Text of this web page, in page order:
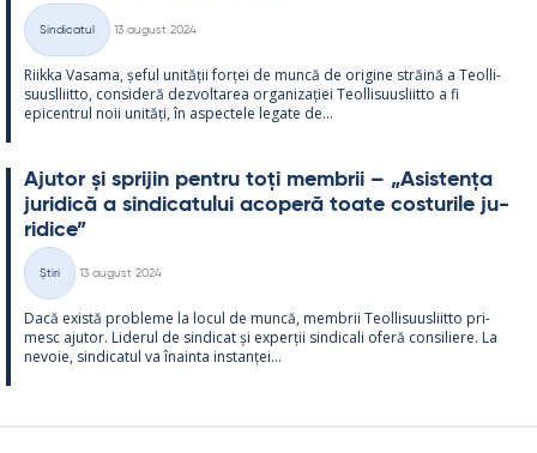
Categorii
Sindicatul
13 august 2024
Riikka Va­sama, șe­ful unității forței de muncă de ori­gine străină a Teol­li­
suusl­liitto, con­si­deră dez­vol­ta­rea or­ga­nizației Teol­li­suus­liitto a fi
epicent­rul noii unități, în as­pec­tele le­gate de...
Aju­tor și spri­jin pentru toți mem­brii – „Asis­tența
ju­ri­dică a sin­dica­tu­lui aco­peră toate cos­tu­rile ju­
ri­dice”
Categorii
Știri
13 august 2024
Dacă există probleme la locul de muncă, mem­brii Teol­li­suus­liitto pri­
mesc aju­tor. Li­de­rul de sin­dicat și ex­perții sin­dicali oferă con­si­liere. La
ne­voie, sin­dica­tul va înainta ins­tanței...